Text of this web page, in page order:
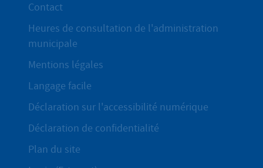
Contact
Heures de consultation de l'administration
municipale
Mentions légales
Langage facile
Déclaration sur l'accessibilité numérique
Déclaration de confidentialité
Plan du site